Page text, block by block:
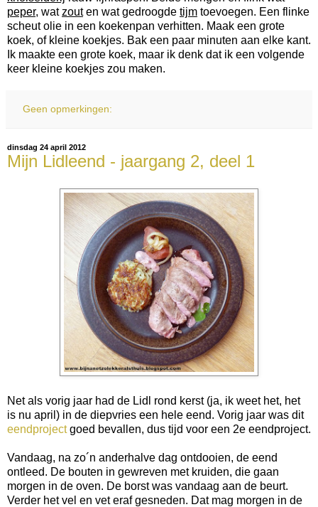
peper, watzouten wat gedroogde tijm toevoegen. Een flinke
scheut olie in een koekenpan verhitten. Maak een grote
koek, of kleine koekjes. Bak een paar minuten aan elke kant.
Ik maakte een grote koek, maar ik denk dat ik een volgende
keer kleine koekjes zou maken.
Geen opmerkingen:
dinsdag 24 april 2012
Mijn Lidleend - jaargang 2, deel 1
Net als vorig jaar had de Lidl rond kerst (ja, ik weet het, het
is nu april) in de diepvries een hele eend. Vorig jaar was dit
eendprojectgoed bevallen, dus tijd voor een 2e eendproject.
Vandaag, na zo´n anderhalve dag ontdooien, de eend
ontleed. De bouten in gewreven met kruiden, die gaan
morgen in de oven. De borst was vandaag aan de beurt.
Verder het vel en vet eraf gesneden. Dat mag morgen in de